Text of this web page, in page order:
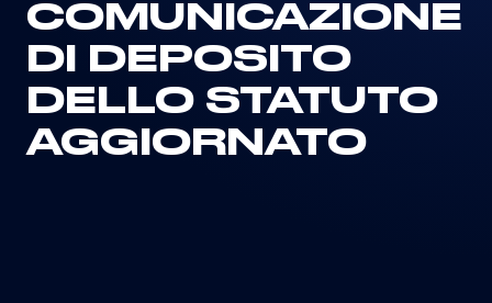
COMUNICAZIONE
DI DEPOSITO
DELLO STATUTO
AGGIORNATO